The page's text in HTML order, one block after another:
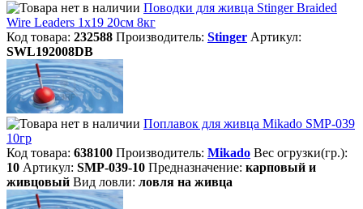
Поводки для живца Stinger Braided
Wire Leaders 1x19 20см 8кг
Код товара: 232588 Производитель: Stinger Артикул:
SWL192008DB
Поплавок для живца Mikado SMP-039
10гр
Код товара: 638100 Производитель: Mikado Вес огрузки(гр.):
10 Артикул: SMP-039-10 Предназначение: карповый и
живцовый Вид ловли: ловля на живца